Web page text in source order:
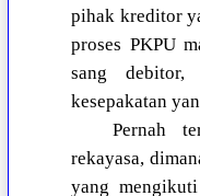
pihak kreditor
proses PKPU
sang debitor,
kesepakatan
Pernah
rekayasa,
yang